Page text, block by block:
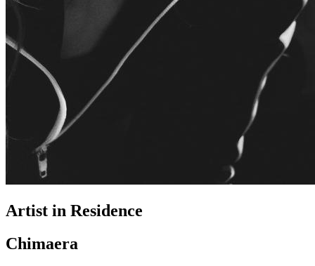
Artist in Residence
Chimaera